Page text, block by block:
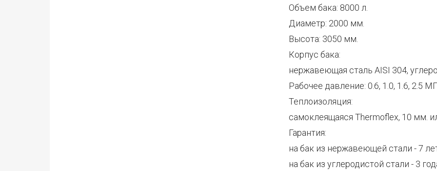
Объем бака: 8000 л.
Диаметр: 2000 мм.
Высота: 3050 мм.
Корпус бака:
нержавеющая сталь AISI 304,
Рабочее давление: 0.6, 1.0, 1.6, 2.5
Теплоизоляция:
самоклеящаяся Thermoflex, 10 мм.
Гарантия:
на бак из нержавеющей стали - 7
на бак из углеродистой стали - 3